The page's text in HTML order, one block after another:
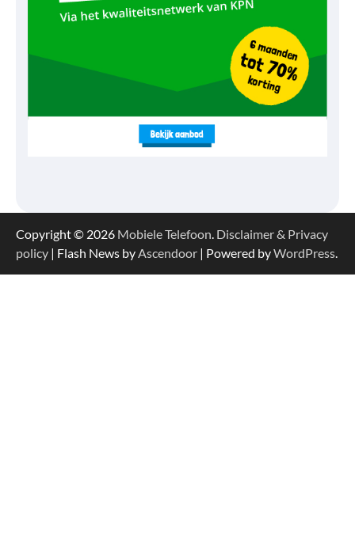
Copyright © 2026 Mobiele Telefoon. Disclaimer & Privacy
policy | Flash News byAscendoor | Powered byWordPress.